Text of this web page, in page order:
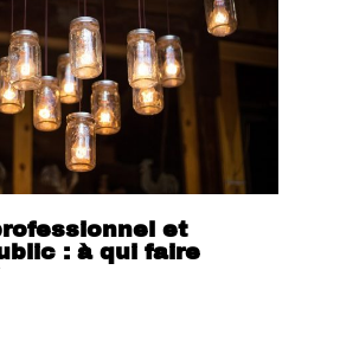
et
: à qui faire